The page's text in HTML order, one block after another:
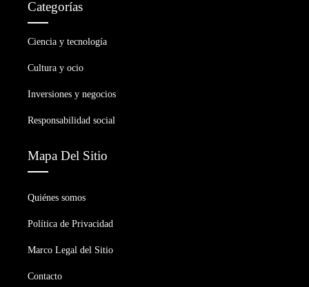
Categorías
Ciencia y tecnología
Cultura y ocio
Inversiones y negocios
Responsabilidad social
Mapa Del Sitio
Quiénes somos
Política de Privacidad
Marco Legal del Sitio
Contacto